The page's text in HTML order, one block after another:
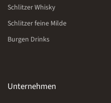
Schlitzer Whisky
Schlitzer feine Milde
Burgen Drinks
Unternehmen